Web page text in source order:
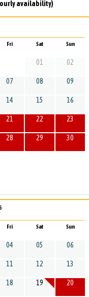
availability)
Fri Sat Sun
01 02
07 08 09
14 15 16
21 22 23
28 29 30
Fri Sat Sun
04 05 06
11 12 13
18 19 20